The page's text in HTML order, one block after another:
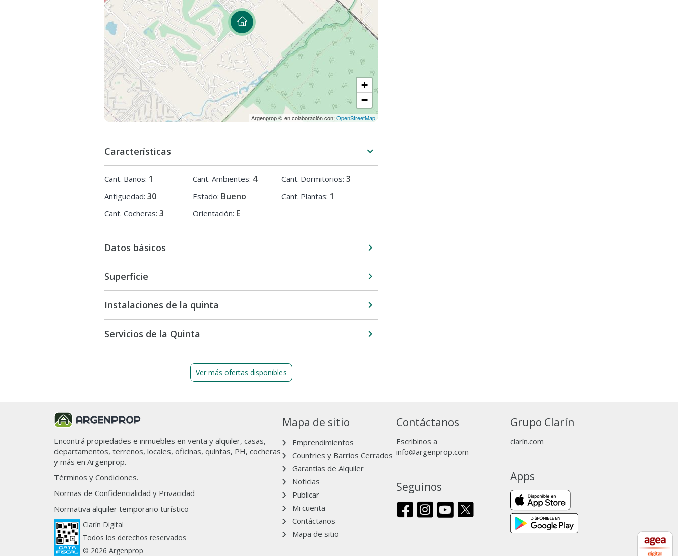
Otros Servicios:
Parque
+
−
Argenprop © en colaboración con;OpenStreetMap
Características
Cant. Baños: 1 Cant. Ambientes: 4 Cant. Dormitorios: 3
Antiguedad: 30 Estado: Bueno Cant. Plantas: 1
Cant. Cocheras: 3 Orientación: E
Datos básicos
Superficie
Instalaciones de la quinta
Servicios de la Quinta
Ver más ofertas disponibles
Encontrá propiedades e inmuebles en venta y alquiler, casas,
departamentos, terrenos, locales, oficinas, quintas, PH, cocheras
y más en Argenprop.
Términos y Condiciones.
Normas de Confidencialidad y Privacidad
Normativa alquiler temporario turístico
Clarín Digital
Todos los derechos reservados
© 2026 Argenprop
Mapa de sitio
Emprendimientos
Countries y Barrios Cerrados
Garantías de Alquiler
Noticias
Publicar
Mi cuenta
Contáctanos
Mapa de sitio
Contáctanos
Escribinos a
info@argenprop.com
Seguinos
Grupo Clarín
clarín.com
Apps